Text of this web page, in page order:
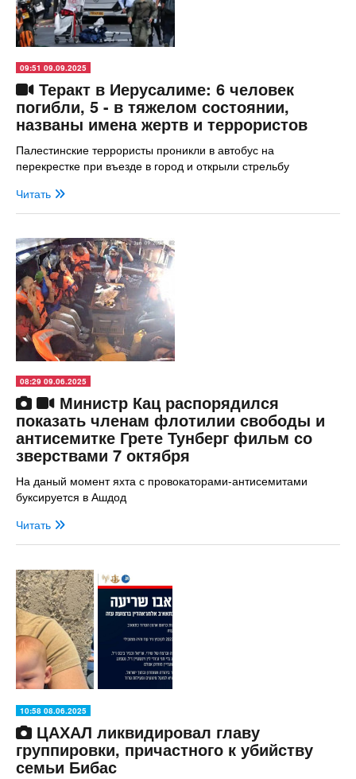
09:51 09.09.2025
Теракт в Иерусалиме: 6 человек
погибли, 5 - в тяжелом состоянии,
названы имена жертв и террористов
Палестинские террористы проникли в автобус на
перекрестке при въезде в город и открыли стрельбу
Читать
08:29 09.06.2025
Министр Кац распорядился
показать членам флотилии свободы и
антисемитке Грете Тунберг фильм со
зверствами 7 октября
На даный момент яхта с провокаторами-антисемитами
буксируется в Ашдод
Читать
10:58 08.06.2025
ЦАХАЛ ликвидировал главу
группировки, причастного к убийству
семьи Бибас